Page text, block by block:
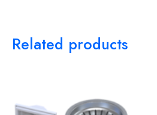
Related products